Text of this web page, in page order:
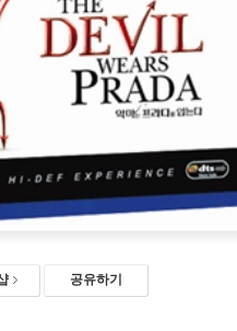
공유하기